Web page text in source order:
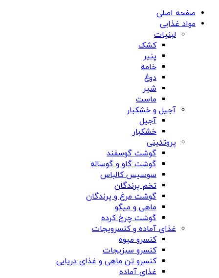
صفحه اصلی
مواد غذایی
لبنیات
کشک
پنیر
خامه
دوغ
شیر
ماست
آجیل و خشکبار
آجیل
خشکبار
پروتئینی
گوشت گوسفند
گوشت گاو و گوساله
سوسیس کالباس
تخم پرندگان
گوشت مرغ و پرندگان
ماهی و میگو
گوشت چرخ کرده
غذای آماده و کنسرویجات
کنسرو میوه
کنسرو سبزیجات
کنسرو تن ماهی و غذای دریایی
غذای آماده